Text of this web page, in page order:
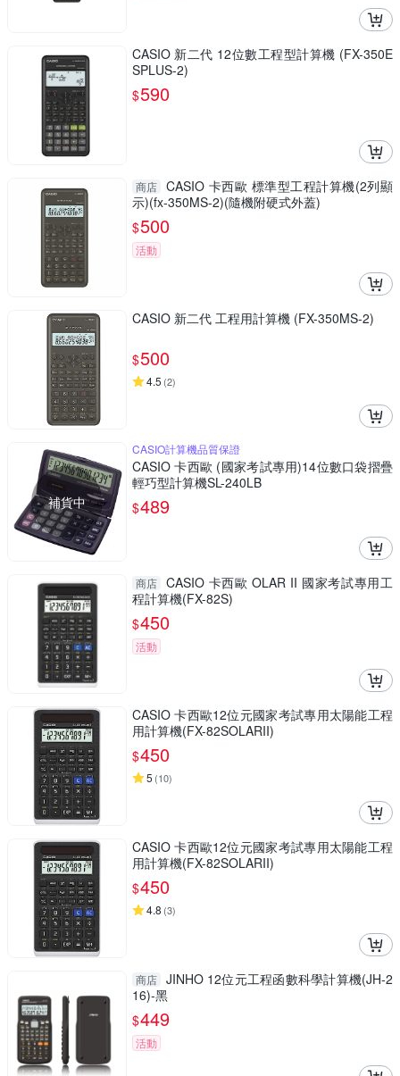
CASIO 新二代 12位數工程型計算機 (FX-350E
SPLUS-2)
$590
商店 CASIO 卡西歐 標準型工程計算機(2列顯
示)(fx-350MS-2)(隨機附硬式外蓋)
$500
活動
CASIO 新二代 工程用計算機 (FX-350MS-2)
$500
4.5 (2)
補貨中
CASIO計算機品質保證
CASIO 卡西歐 (國家考試專用)14位數口袋摺疊
輕巧型計算機SL-240LB
$489
商店 CASIO 卡西歐 OLAR II 國家考試專用工
程計算機(FX-82S)
$450
活動
CASIO 卡西歐12位元國家考試專用太陽能工程
用計算機(FX-82SOLARII)
$450
5 (10)
CASIO 卡西歐12位元國家考試專用太陽能工程
用計算機(FX-82SOLARII)
$450
4.8 (3)
商店 JINHO 12位元工程函數科學計算機(JH-2
16)-黑
$449
活動